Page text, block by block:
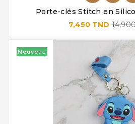
Porte-clés Stitch en
7,450 TND
Nouveau